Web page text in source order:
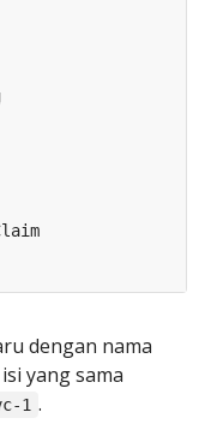
dengan nama
yang sama
1 .